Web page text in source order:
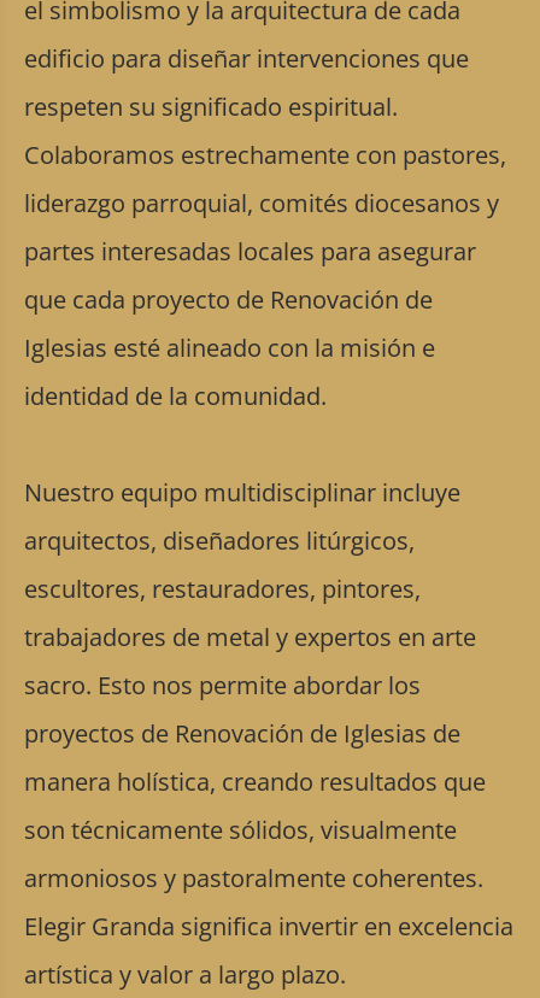
el simbolismo y la arquitectura de cada
edificio para diseñar intervenciones que
respeten su significado espiritual.
Colaboramos estrechamente con pastores,
liderazgo parroquial, comités diocesanos y
partes interesadas locales para asegurar
que cada proyecto de Renovación de
Iglesias esté alineado con la misión e
identidad de la comunidad.
Nuestro equipo multidisciplinar incluye
arquitectos, diseñadores litúrgicos,
escultores, restauradores, pintores,
trabajadores de metal y expertos en arte
sacro. Esto nos permite abordar los
proyectos de Renovación de Iglesias de
manera holística, creando resultados que
son técnicamente sólidos, visualmente
armoniosos y pastoralmente coherentes.
Elegir Granda significa invertir en excelencia
artística y valor a largo plazo.